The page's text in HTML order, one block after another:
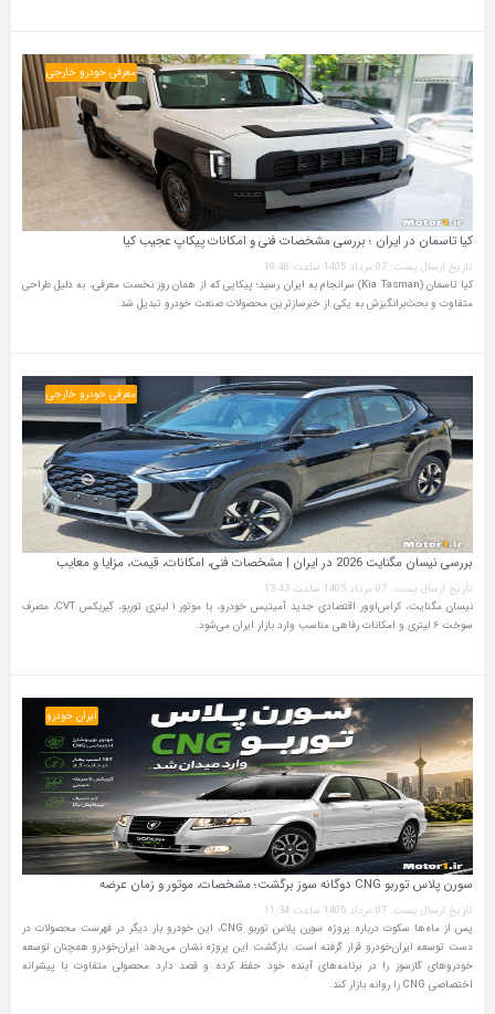
معرفی خودرو خارجی
کیا تاسمان در ایران ؛ بررسی مشخصات فنی و امکانات پیکاپ عجیب کیا
تاریخ ارسال پست: 07 مرداد 1405 ساعت 19:48
کیا تاسمان (Kia Tasman) سرانجام به ایران رسید؛ پیکاپی که از همان روز نخست معرفی، به دلیل طراحی
متفاوت و بحث‌برانگیزش به یکی از خبرسازترین محصولات صنعت خودرو تبدیل شد.
معرفی خودرو خارجی
بررسی نیسان مگنایت 2026 در ایران | مشخصات فنی، امکانات، قیمت، مزایا و معایب
تاریخ ارسال پست: 07 مرداد 1405 ساعت 13:43
نیسان مگنایت، کراس‌اوور اقتصادی جدید آمیتیس خودرو، با موتور ۱ لیتری توربو، گیربکس CVT، مصرف
سوخت ۶ لیتری و امکانات رفاهی مناسب وارد بازار ایران می‌شود.
ایران خودرو
سورن پلاس توربو CNG دوگانه سوز برگشت؛ مشخصات، موتور و زمان عرضه
تاریخ ارسال پست: 07 مرداد 1405 ساعت 11:34
پس از ماه‌ها سکوت درباره پروژه سورن پلاس توربو CNG، این خودرو بار دیگر در فهرست محصولات در
دست توسعه ایران‌خودرو قرار گرفته است. بازگشت این پروژه نشان می‌دهد ایران‌خودرو همچنان توسعه
خودروهای گازسوز را در برنامه‌های آینده خود حفظ کرده و قصد دارد محصولی متفاوت با پیشرانه
اختصاصی CNG را روانه بازار کند.